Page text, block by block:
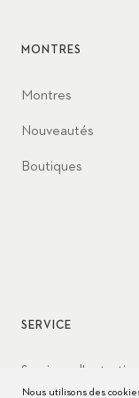
MONTRES
Montres
Nouveautés
Boutiques
SERVICE
Services d'entretien
Nous utilisons des